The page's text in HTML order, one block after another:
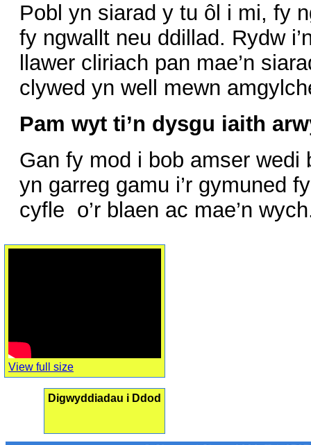
Pobl yn siarad y tu ôl i mi, fy
fy ngwallt neu ddillad. Rydw
llawer cliriach pan mae’n
clywed yn well mewn
Pam wyt ti’n dysgu iaith
Gan fy mod i bob amser wedi
yn garreg gamu i’r gymuned
cyfle o’r blaen ac mae’n
View full size
Digwyddiadau i Ddod